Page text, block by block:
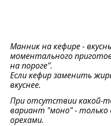
Манник на кефире -
моментального
на пороге".
Если кефир заменить
вкуснее.
При отсутствии какой-
вариант "моно" - только
орехами.